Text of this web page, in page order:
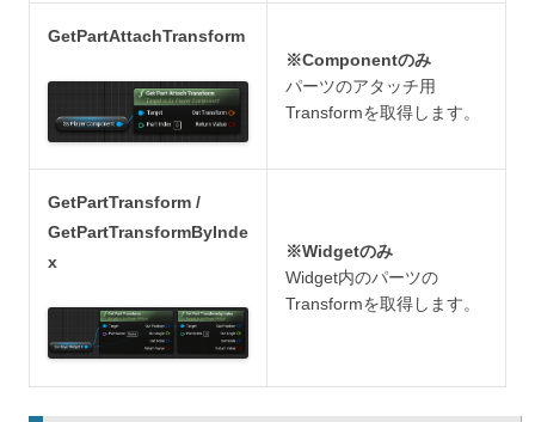
GetPartAttachTransform
※Componentのみ
パーツのアタッチ用
Transformを取得します。
GetPartTransform /
GetPartTransformByInde
x
※Widgetのみ
Widget内のパーツの
Transformを取得します。